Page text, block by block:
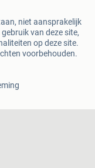
niet aansprakelijk
van deze site,
op deze site.
voorbehouden.